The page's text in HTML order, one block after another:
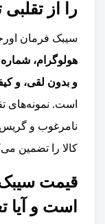
را از
سیبک فرمان
هولوگرام،
و بدون لقی، و
است. نمونه‌های
نامرغوب و گریس
کالا را تضمین
است و